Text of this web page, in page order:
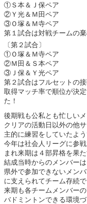
①Ｓ本＆Ｊ保ペア
②Ｙ光＆Ｍ田ペア
③Ｏ塚＆Ｍ寺ペア
第１試合は対戦チームの
〔第２試合〕
①Ｏ塚＆Ｍ寺ペア
②Ｍ田＆Ｓ本ペア
③Ｊ保＆Ｙ光ペア
第２試合はフルセットの
取得マッチ率で順位が決
た！
後期戦も公私とも忙しい
クリアの活動日以外の他
主的に練習をしていたよう
今年は社会人リーグに参
まれ来期は４部昇格を果
結成当時からのメンバー
県外で参加できないメン
に支えられてチーム存続で
来期も各チームメンバー
バドミントンできる環境